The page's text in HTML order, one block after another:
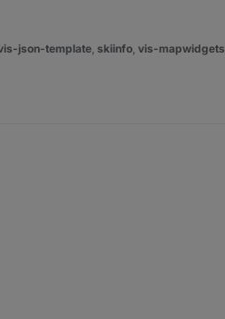
json-template skiinfo vis-mapwidgets